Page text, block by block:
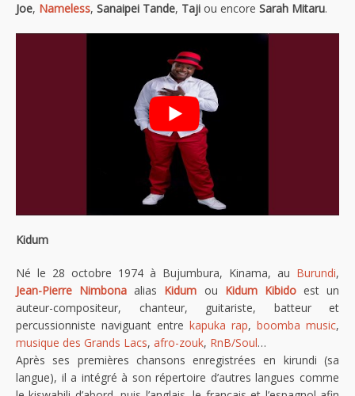
Joe, Nameless, Sanaipei Tande, Taji ou encore Sarah Mitaru.
Kidum
Né le 28 octobre 1974 à Bujumbura, Kinama, au Burundi,
Jean-Pierre Nimbona alias Kidum ou Kidum Kibidoest un
auteur-compositeur, chanteur, guitariste, batteur et
percussionniste naviguant entre kapuka rap, boomba music,
musique des Grands Lacs, afro-zouk, RnB/Soul…
Après ses premières chansons enregistrées en kirundi (sa
langue), il a intégré à son répertoire d’autres langues comme